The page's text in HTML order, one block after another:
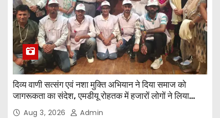
दिव्य वाणी सत्संग एवं नशा मुक्ति अभियान ने दिया समाज को
जागरूकता का संदेश, एमडीयू रोहतक में हजारों लोगों ने लिया
संकल्पAug 3, 2026 Admin